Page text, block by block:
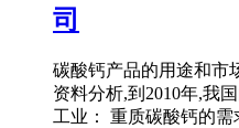
司
碳酸钙产品的用途和市
资料分析,到2010年,我
工业： 重质碳酸钙的